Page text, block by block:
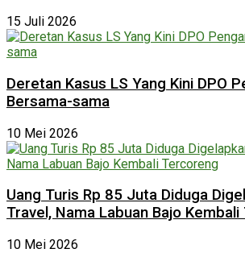
15 Juli 2026
Deretan Kasus LS Yang Kini DPO
Bersama-sama
10 Mei 2026
Uang Turis Rp 85 Juta Diduga
Travel, Nama Labuan Bajo
10 Mei 2026